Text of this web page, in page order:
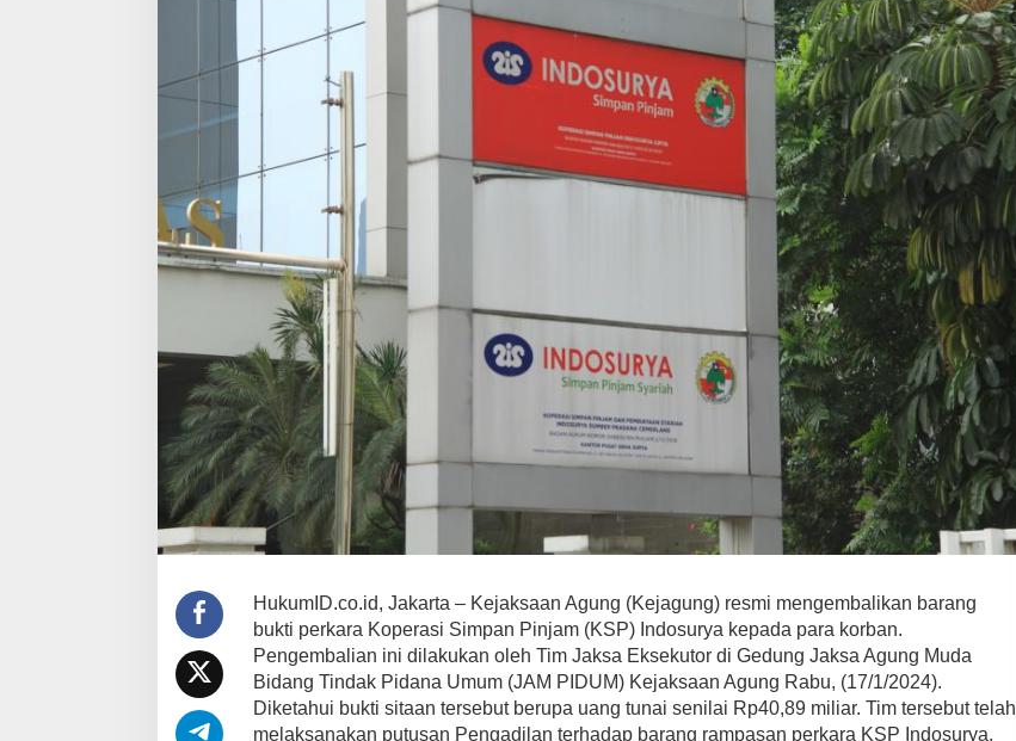
HukumID.co.id, Jakarta – Kejaksaan Agung (Kejagung) resmi mengembalikan barang
bukti perkara Koperasi Simpan Pinjam (KSP) Indosurya kepada para korban.
Pengembalian ini dilakukan oleh Tim Jaksa Eksekutor di Gedung Jaksa Agung Muda
Bidang Tindak Pidana Umum (JAM PIDUM) Kejaksaan Agung Rabu, (17/1/2024).
Diketahui bukti sitaan tersebut berupa uang tunai senilai Rp40,89 miliar. Tim tersebut telah
melaksanakan putusan Pengadilan terhadap barang rampasan perkara KSP Indosurya.